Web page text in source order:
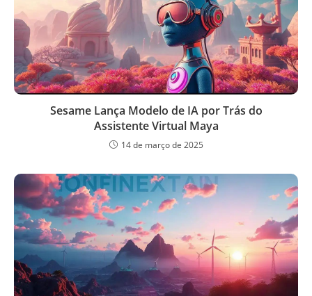
Sesame Lança Modelo de IA por Trás do
Assistente Virtual Maya
14 de março de 2025